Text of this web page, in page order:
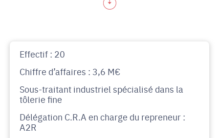
Effectif : 20
Chiffre d’affaires : 3,6 M€
Sous-traitant industriel spécialisé dans la
tôlerie fine
Délégation C.R.A en charge du repreneur :
A2R